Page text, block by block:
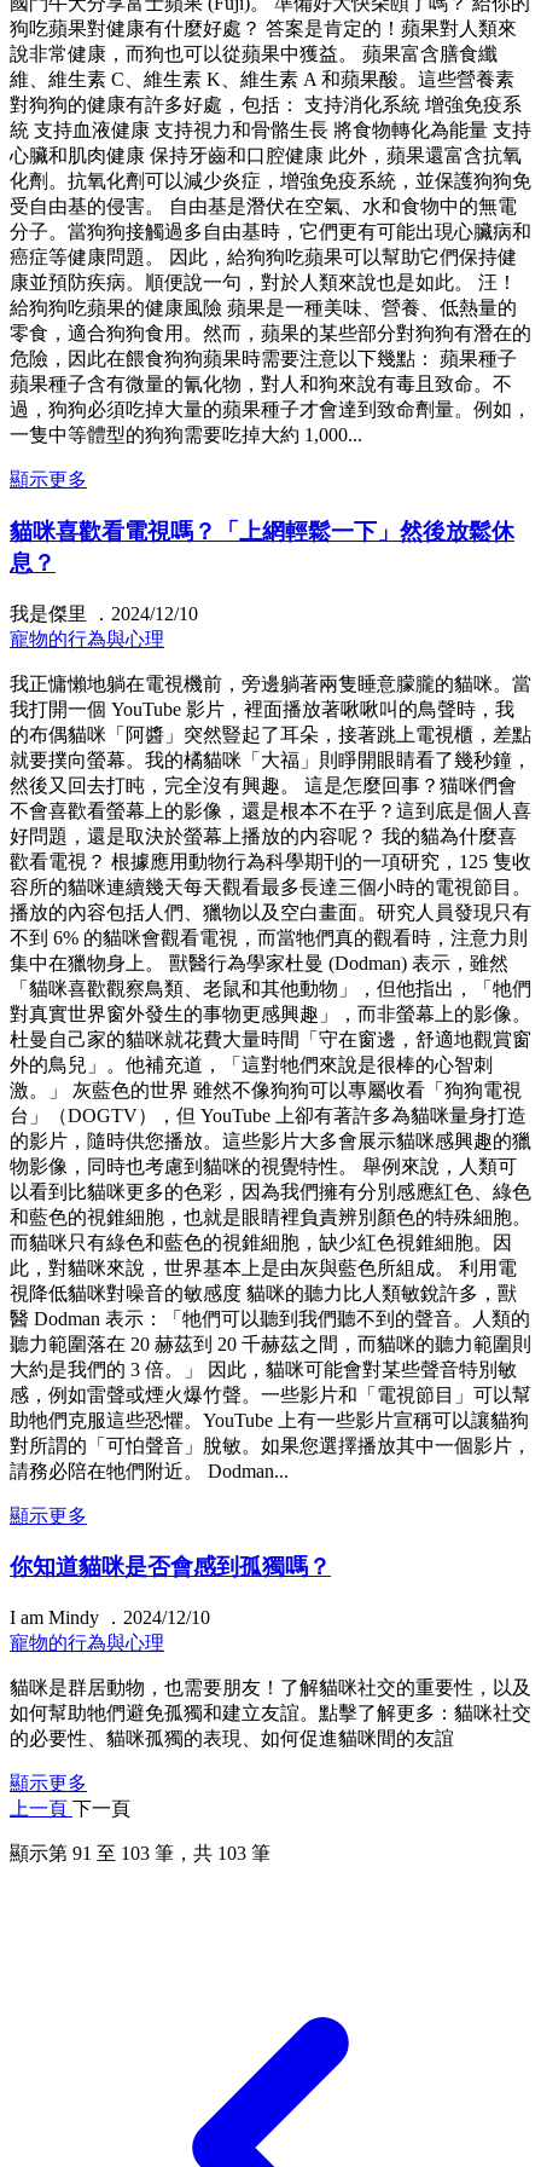
狗吃蘋果對健康有什麼好處？ 答案是肯定的！蘋果對人類來
說非常健康，而狗也可以從蘋果中獲益。 蘋果富含膳食纖
維、維生素 C、維生素 K、維生素 A 和蘋果酸。這些營養素
對狗狗的健康有許多好處，包括： 支持消化系統 增強免疫系
統 支持血液健康 支持視力和骨骼生長 將食物轉化為能量 支持
心臟和肌肉健康 保持牙齒和口腔健康 此外，蘋果還富含抗氧
化劑。抗氧化劑可以減少炎症，增強免疫系統，並保護狗狗免
受自由基的侵害。 自由基是潛伏在空氣、水和食物中的無電
分子。當狗狗接觸過多自由基時，它們更有可能出現心臟病和
癌症等健康問題。 因此，給狗狗吃蘋果可以幫助它們保持健
康並預防疾病。順便說一句，對於人類來說也是如此。 汪！
給狗狗吃蘋果的健康風險 蘋果是一種美味、營養、低熱量的
零食，適合狗狗食用。然而，蘋果的某些部分對狗狗有潛在的
危險，因此在餵食狗狗蘋果時需要注意以下幾點： 蘋果種子
蘋果種子含有微量的氰化物，對人和狗來說有毒且致命。不
過，狗狗必須吃掉大量的蘋果種子才會達到致命劑量。例如，
一隻中等體型的狗狗需要吃掉大約 1,000...
顯示更多
貓咪喜歡看電視嗎？「上網輕鬆一下」然後放鬆休
息？
我是傑里 ．2024/12/10
寵物的行為與心理
我正慵懶地躺在電視機前，旁邊躺著兩隻睡意朦朧的貓咪。當
我打開一個 YouTube 影片，裡面播放著啾啾叫的鳥聲時，我
的布偶貓咪「阿醬」突然豎起了耳朵，接著跳上電視櫃，差點
就要撲向螢幕。我的橘貓咪「大福」則睜開眼睛看了幾秒鐘，
然後又回去打盹，完全沒有興趣。 這是怎麼回事？猫咪們會
不會喜歡看螢幕上的影像，還是根本不在乎？這到底是個人喜
好問題，還是取決於螢幕上播放的内容呢？ 我的貓為什麼喜
歡看電視？ 根據應用動物行為科學期刊的一項研究，125 隻收
容所的貓咪連續幾天每天觀看最多長達三個小時的電視節目。
播放的內容包括人們、獵物以及空白畫面。研究人員發現只有
不到 6% 的貓咪會觀看電視，而當牠們真的觀看時，注意力則
集中在獵物身上。 獸醫行為學家杜曼 (Dodman) 表示，雖然
「貓咪喜歡觀察鳥類、老鼠和其他動物」，但他指出，「牠們
對真實世界窗外發生的事物更感興趣」，而非螢幕上的影像。
杜曼自己家的貓咪就花費大量時間「守在窗邊，舒適地觀賞窗
外的鳥兒」。他補充道，「這對牠們來說是很棒的心智刺
激。」 灰藍色的世界 雖然不像狗狗可以專屬收看「狗狗電視
台」（DOGTV），但 YouTube 上卻有著許多為貓咪量身打造
的影片，隨時供您播放。這些影片大多會展示貓咪感興趣的獵
物影像，同時也考慮到貓咪的視覺特性。 舉例來說，人類可
以看到比貓咪更多的色彩，因為我們擁有分別感應紅色、綠色
和藍色的視錐細胞，也就是眼睛裡負責辨別顏色的特殊細胞。
而貓咪只有綠色和藍色的視錐細胞，缺少紅色視錐細胞。因
此，對貓咪來說，世界基本上是由灰與藍色所組成。 利用電
視降低貓咪對噪音的敏感度 貓咪的聽力比人類敏銳許多，獸
醫 Dodman 表示：「牠們可以聽到我們聽不到的聲音。人類的
聽力範圍落在 20 赫茲到 20 千赫茲之間，而貓咪的聽力範圍則
大約是我們的 3 倍。」 因此，貓咪可能會對某些聲音特別敏
感，例如雷聲或煙火爆竹聲。一些影片和「電視節目」可以幫
助牠們克服這些恐懼。YouTube 上有一些影片宣稱可以讓貓狗
對所謂的「可怕聲音」脫敏。如果您選擇播放其中一個影片，
請務必陪在牠們附近。 Dodman...
顯示更多
你知道貓咪是否會感到孤獨嗎？
I am Mindy ．2024/12/10
寵物的行為與心理
貓咪是群居動物，也需要朋友！了解貓咪社交的重要性，以及
如何幫助牠們避免孤獨和建立友誼。點擊了解更多：貓咪社交
的必要性、貓咪孤獨的表現、如何促進貓咪間的友誼
顯示更多
上一頁 下一頁
顯示第 91 至 103 筆，共 103 筆